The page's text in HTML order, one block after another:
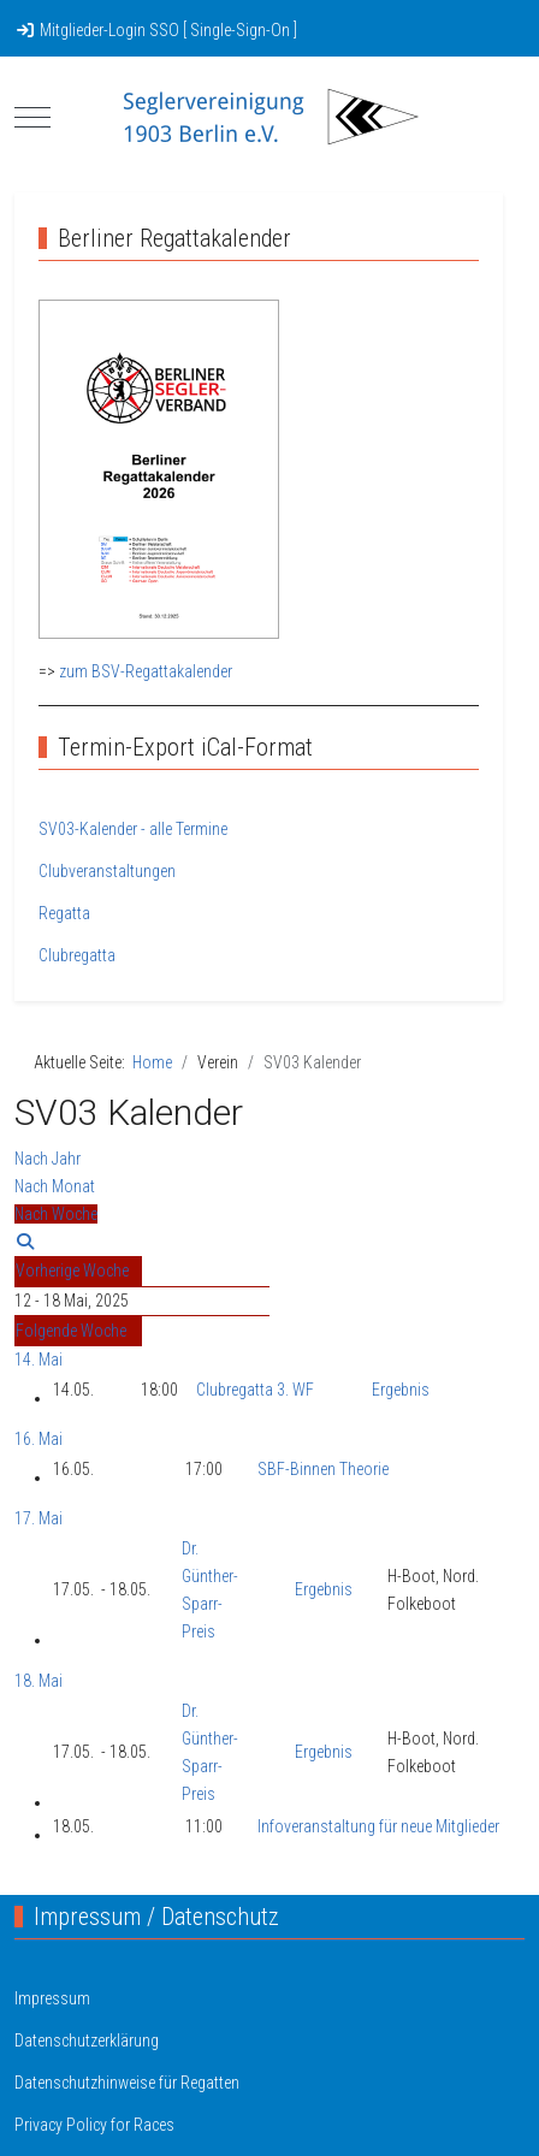
Mitglieder-Login SSO [ Single-Sign-On ]
Mobile Menu Toggle
Berliner Regattakalender
=> zum BSV-Regattakalender
Termin-Export iCal-Format
SV03-Kalender - alle Termine
Clubveranstaltungen
Regatta
Clubregatta
Aktuelle Seite: Home Verein SV03 Kalender
SV03 Kalender
Nach Jahr
Nach Monat
Nach Woche
Vorherige Woche
12 - 18 Mai, 2025
Folgende Woche
14. Mai
14.05.
18:00 Clubregatta 3. WF Ergebnis
16. Mai
16.05.
17:00 SBF-Binnen Theorie
17. Mai
17.05. - 18.05.
Dr.
Günther-
Sparr-
Preis
Ergebnis
H-Boot, Nord.
Folkeboot
18. Mai
17.05. - 18.05.
Dr.
Günther-
Sparr-
Preis
Ergebnis
H-Boot, Nord.
Folkeboot
18.05. 11:00 Infoveranstaltung für neue Mitglieder
Impressum / Datenschutz
Impressum
Datenschutzerklärung
Datenschutzhinweise für Regatten
Privacy Policy for Races